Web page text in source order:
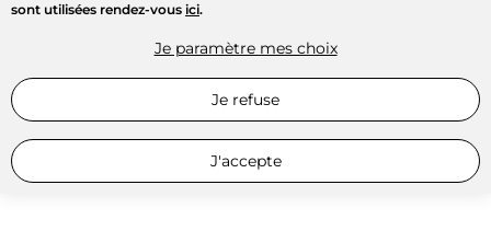
sont utilisées rendez-vous ici.
Je paramètre mes choix
Je refuse
J'accepte